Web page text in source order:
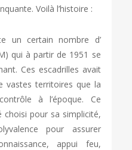
Voilà l’histoire :
un certain nombre d’
qui à partir de 1951 se
Ces escadrilles avait
vastes territoires que la
à l’époque. Ce
pour sa simplicité,
pour assurer
appui feu,